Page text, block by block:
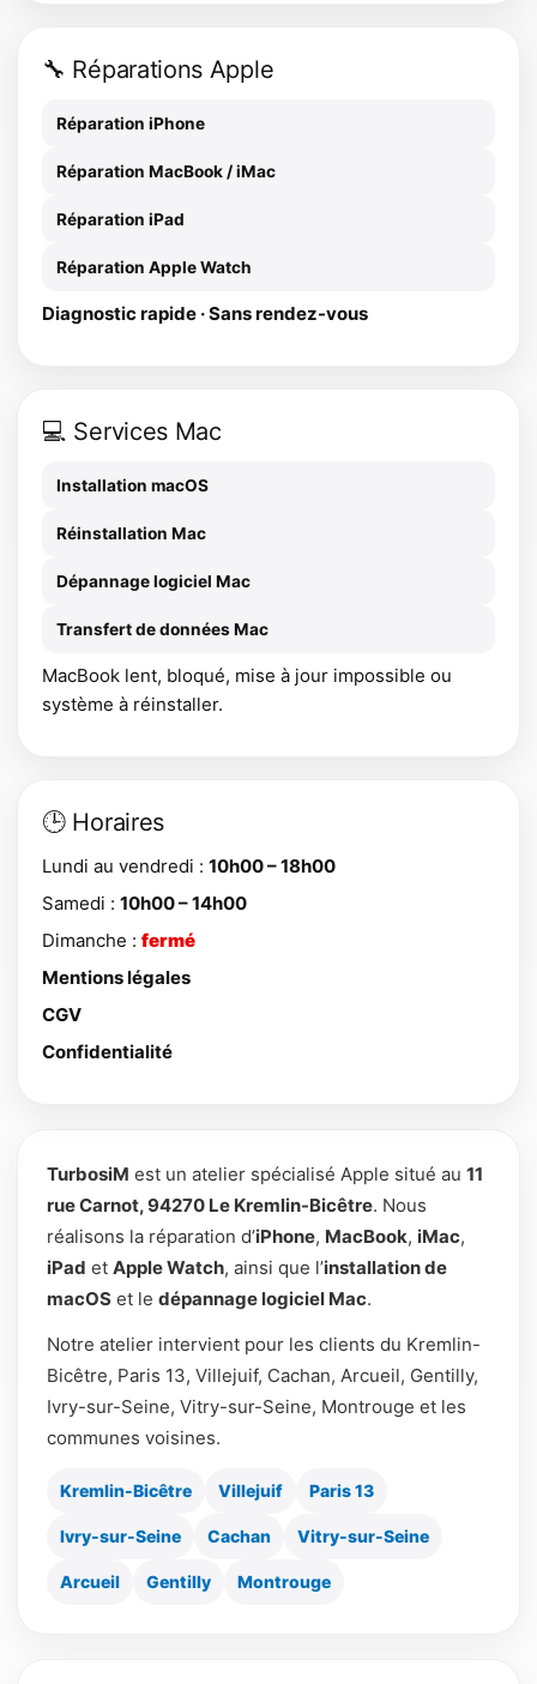
🔧 Réparations Apple
Réparation iPhone
Réparation MacBook / iMac
Réparation iPad
Réparation Apple Watch
Diagnostic rapide · Sans rendez-vous
💻 Services Mac
Installation macOS
Réinstallation Mac
Dépannage logiciel Mac
Transfert de données Mac
MacBook lent, bloqué, mise à jour impossible ou
système à réinstaller.
🕒 Horaires
Lundi au vendredi : 10h00 – 18h00
Samedi : 10h00 – 14h00
Dimanche : fermé
Mentions légales
CGV
Confidentialité
TurbosiM est un atelier spécialisé Apple situé au 11
rue Carnot, 94270 Le Kremlin-Bicêtre. Nous
réalisons la réparation d’iPhone, MacBook, iMac,
iPad et Apple Watch, ainsi que l’installation de
macOS et le dépannage logiciel Mac.
Notre atelier intervient pour les clients du Kremlin-
Bicêtre, Paris 13, Villejuif, Cachan, Arcueil, Gentilly,
Ivry-sur-Seine, Vitry-sur-Seine, Montrouge et les
communes voisines.
Kremlin-Bicêtre Villejuif Paris 13
Ivry-sur-Seine Cachan Vitry-sur-Seine
Arcueil Gentilly Montrouge